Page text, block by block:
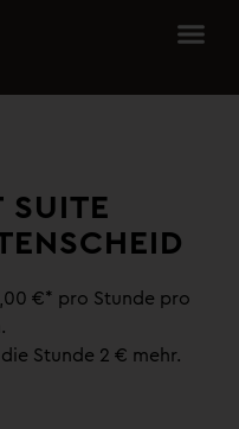
SUITE
€* pro Stunde pro
Stunde 2 € mehr.